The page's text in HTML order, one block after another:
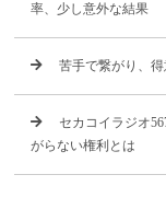
率、少し意外な結果
苦手で繋がり、得
セカコイラジオ
がらない権利とは